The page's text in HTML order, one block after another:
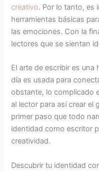
creativo. Por lo tanto, es
herramientas básicas
las emociones. Con la
lectores que se sientan
El arte de escribir es una
día es usada para
obstante, lo complicado
al lector para así crear el
primer paso que todo
identidad como escritor
creatividad.
Descubrir tu identidad